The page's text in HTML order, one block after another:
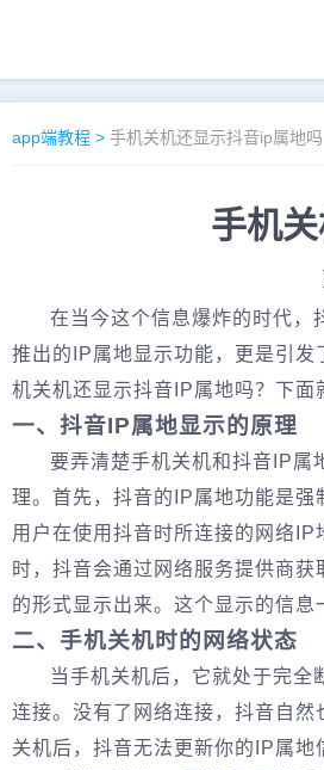
app端教程 > 手机关机还显示抖音ip属地吗
手机
在当今这个信息爆炸的时代，
推出的IP属地显示功能，更是引
机关机还显示抖音IP属地吗？下面
一、抖音IP属地显示的原理
要弄清楚手机关机和抖音IP属
理。首先，抖音的IP属地功能是
用户在使用抖音时所连接的网络
时，抖音会通过网络服务提供商
的形式显示出来。这个显示的信息
二、手机关机时的网络状态
当手机关机后，它就处于完全
连接。没有了网络连接，抖音自
关机后，抖音无法更新你的IP属地